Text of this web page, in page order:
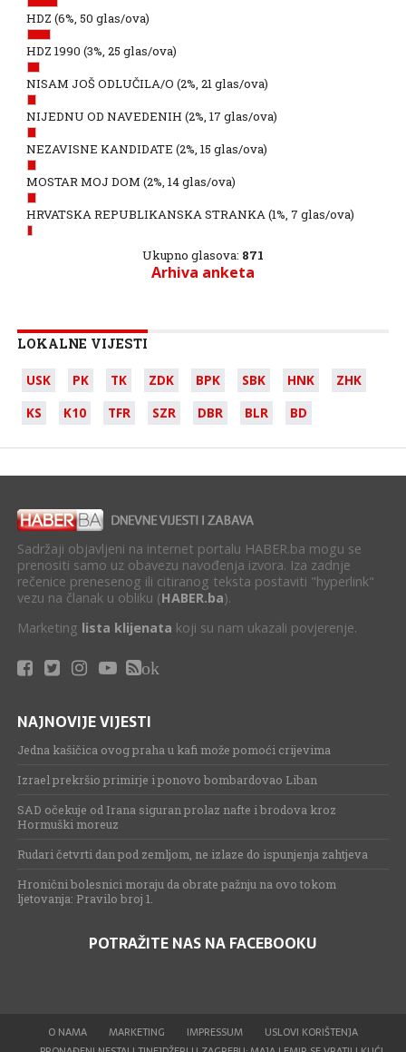
HDZ (6%, 50 glas/ova)
HDZ 1990 (3%, 25 glas/ova)
NISAM JOŠ ODLUČILA/O (2%, 21 glas/ova)
NIJEDNU OD NAVEDENIH (2%, 17 glas/ova)
NEZAVISNE KANDIDATE (2%, 15 glas/ova)
MOSTAR MOJ DOM (2%, 14 glas/ova)
HRVATSKA REPUBLIKANSKA STRANKA(1%, 7 glas/ova)
Ukupno glasova: 871
Arhiva anketa
LOKALNE VIJESTI
USK PK TK ZDK BPK SBK HNK
ZHK
KS
K10 TFR SZR DBR BLR BD
Sadržaji objavljeni na internet portalu HABER.ba mogu se
prenositi samo uz obavezu navođenja izvora. Iza zadnje
rečenice prenesenog ili citiranog teksta postaviti "hyperlink"
vezu na članak u obliku (HABER.ba).
Marketing lista klijenata koji su nam ukazali povjerenje.
ok
NAJNOVIJE VIJESTI
Jedna kašičica ovog praha u kafi može pomoći crijevima
Izrael prekršio primirje i ponovo bombardovao Liban
SAD očekuje od Irana siguran prolaz nafte i brodova kroz
Hormuški moreuz
Rudari četvrti dan pod zemljom, ne izlaze do ispunjenja zahtjeva
Hronični bolesnici moraju da obrate pažnju na ovo tokom
ljetovanja: Pravilo broj 1.
POTRAŽITE NAS NA FACEBOOKU
O NAMA MARKETING IMPRESSUM
USLOVI KORIŠTENJA